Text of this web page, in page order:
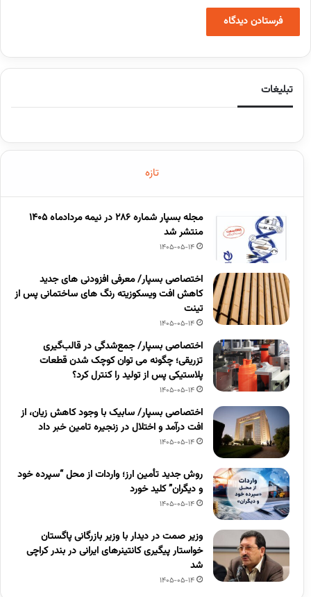
تبلیغات
تازه
مجله بسپار شماره 286 در نیمه مردادماه 1405
منتشر شد
1405-05-14
اختصاصی بسپار/ معرفی افزودنی های جدید
کاهش افت ویسکوزیته رنگ های ساختمانی پس از
تینت
1405-05-14
اختصاصی بسپار/ جمع‌شدگی در قالب‌گیری
تزریقی؛ چگونه می توان کوچک شدن قطعات
پلاستیکی پس از تولید را کنترل کرد؟
1405-05-14
اختصاصی بسپار/ سابیک با وجود کاهش زیان، از
افت درآمد و اختلال در زنجیره تامین خبر داد
1405-05-14
روش جدید تأمین ارز؛ واردات از محل “سپرده خود
و دیگران” کلید خورد
1405-05-14
وزیر صمت در دیدار با وزیر بازرگانی پاگستان
خواستار پیگیری کانتینرهای ایرانی در بندر کراچی
شد
1405-05-14